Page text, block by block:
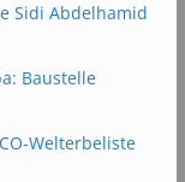
Sidi Abdelhamid
Baustelle
Welterbeliste